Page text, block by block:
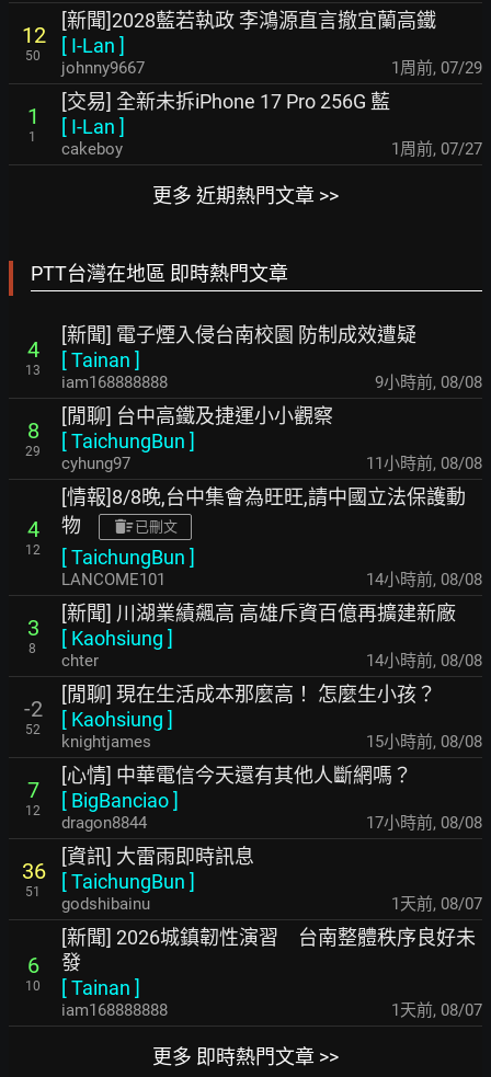
12
50
[新聞]2028藍若執政 李鴻源直言撤宜蘭高鐵
[ I-Lan ]
johnny9667 1周前, 07/29
1
1
[交易] 全新未拆iPhone 17 Pro 256G 藍
[ I-Lan ]
cakeboy 1周前, 07/27
更多 近期熱門文章 >>
PTT台灣在地區 即時熱門文章
4
13
[新聞] 電子煙入侵台南校園 防制成效遭疑
[Tainan ]
iam168888888 9小時前, 08/08
8
29
[閒聊] 台中高鐵及捷運小小觀察
[TaichungBun ]
cyhung97 11小時前, 08/08
4
12
[情報]8/8晚,台中集會為旺旺,請中國立法保護動
物
已刪文
[TaichungBun ]
LANCOME101 14小時前, 08/08
3
8
[新聞] 川湖業績飆高 高雄斥資百億再擴建新廠
[ Kaohsiung ]
chter 14小時前, 08/08
-2
52
[閒聊] 現在生活成本那麼高！ 怎麼生小孩？
[ Kaohsiung ]
knightjames 15小時前, 08/08
7
12
[心情] 中華電信今天還有其他人斷網嗎？
[ BigBanciao]
dragon8844 17小時前, 08/08
36
51
[資訊] 大雷雨即時訊息
[TaichungBun ]
godshibainu 1天前, 08/07
6
10
[新聞] 2026城鎮韌性演習 台南整體秩序良好未
發
[Tainan ]
iam168888888 1天前, 08/07
更多 即時熱門文章 >>